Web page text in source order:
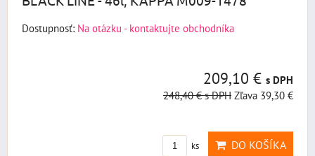
Dostupnosť: Na otázku - kontaktujte obchodníka
209,10 € s DPH
248,40 €s DPH Zľava 39,30 €
ks DO KOŠÍKA